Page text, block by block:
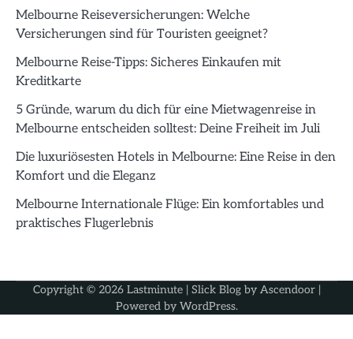
Melbourne Reiseversicherungen: Welche
Versicherungen sind für Touristen geeignet?
Melbourne Reise-Tipps: Sicheres Einkaufen mit
Kreditkarte
5 Gründe, warum du dich für eine Mietwagenreise in
Melbourne entscheiden solltest: Deine Freiheit im Juli
Die luxuriösesten Hotels in Melbourne: Eine Reise in den
Komfort und die Eleganz
Melbourne Internationale Flüge: Ein komfortables und
praktisches Flugerlebnis
Copyright © 2026 Lastminute| Slick Blog by Ascendoor|
Powered by WordPress.